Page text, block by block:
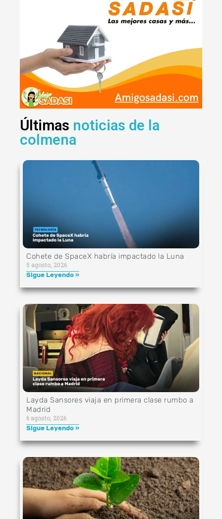
Últimas noticias de la
colmena
Cohete de SpaceX habría impactado la Luna
5 agosto, 2026
Sigue Leyendo »
Layda Sansores viaja en primera clase rumbo a
Madrid
6 agosto, 2026
Sigue Leyendo »